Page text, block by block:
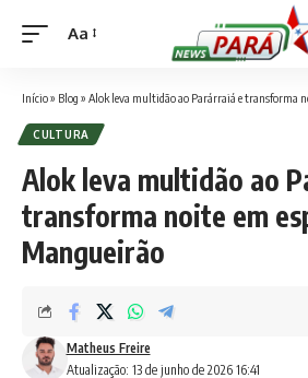
Font
Aa
Início» Blog » Alok leva multidão ao Parárraiá e transforma
CULTURA
Alok leva multidão ao
transforma noite em
Mangueirão
Atualização: 13 de junho de 2026 16:41
Matheus Freire